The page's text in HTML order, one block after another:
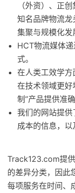
（外资）、正
知名品牌物流
集聚与规模化发
HCT物流媒体
式。
在人类工效学
在技术领域更好
制”产品提供准
我们的网站提
成本的信息，以
Track123.com提
的差异分类，因此
每项服务在时间、